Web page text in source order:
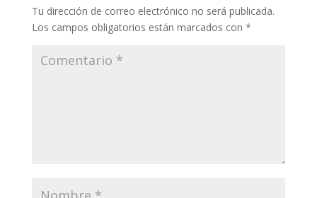
Tu dirección de correo electrónico no será publicada.
Los campos obligatorios están marcados con *